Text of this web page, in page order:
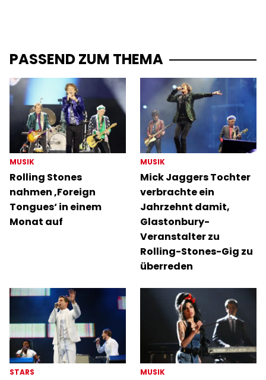
PASSEND ZUM THEMA
MUSIK
Rolling Stones
nahmen ‚Foreign
Tongues‘ in einem
Monat auf
MUSIK
Mick Jaggers Tochter
verbrachte ein
Jahrzehnt damit,
Glastonbury-
Veranstalter zu
Rolling-Stones-Gig zu
überreden
STARS MUSIK